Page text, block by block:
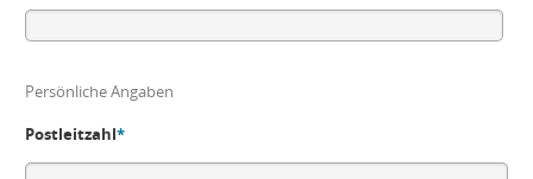
Persönliche Angaben
Postleitzahl*